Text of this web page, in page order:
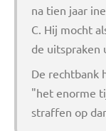
na tien jaar
C. Hij mocht
de uitspraken
De rechtbank
"het enorme
straffen op